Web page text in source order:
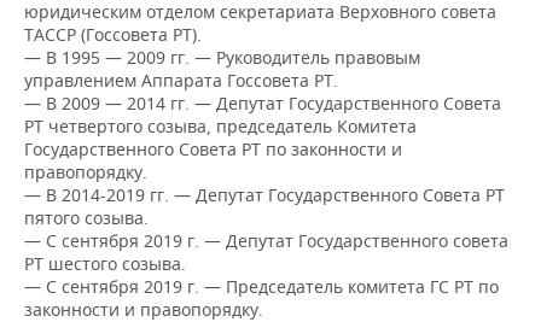
КИБЕРСПОРТ
ФИГУРНОЕ КАТАНИЕ
ВОДНЫЕ ВИДЫ СПОРТА
ХОККЕЙ С МЯЧОМ
КУЛЬТУРА
МЕДИЦИНА
ОБРАЗОВАНИЕ
ПРОИСШЕСТВИЯ
СПИСОК КОМПАНИЙ
юридическим отделом секретариата Верховного совета
ТАССР (Госсовета РТ).
— В 1995 — 2009 гг. — Руководитель правовым
управлением Аппарата Госсовета РТ.
— В 2009 — 2014 гг. — Депутат Государственного Совета
РТ четвертого созыва, председатель Комитета
Государственного Совета РТ по законности и
правопорядку.
— В 2014-2019 гг. — Депутат Государственного Совета РТ
пятого созыва.
— С сентября 2019 г. — Депутат Государственного совета
РТ шестого созыва.
— С сентября 2019 г. — Председатель комитета ГС РТ по
законности и правопорядку.